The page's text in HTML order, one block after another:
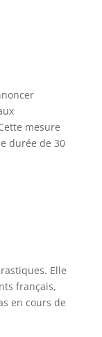
mesure
durée de 30
Elle
français,
en cours de